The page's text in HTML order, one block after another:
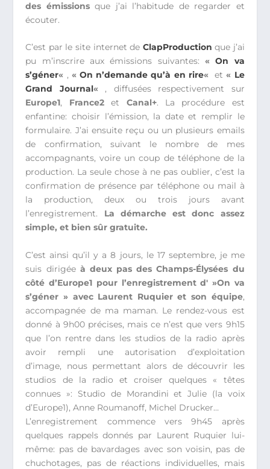
des émissionsque j’ai l’habitude de regarder et
écouter.
C’est par le site internet de ClapProduction que j’ai
pu m’inscrire aux émissions suivantes: «On va
s’géner« , «On n’demande qu’à en rire« et« Le
Grand Journal« , diffusées respectivement sur
Europe1, France2et Canal+. La procédure est
enfantine: choisir l’émission, la date et remplir le
formulaire. J’ai ensuite reçu ou un plusieurs emails
de confirmation, suivant le nombre de mes
accompagnants, voire un coup de téléphone de la
production. La seule chose à ne pas oublier, c’est la
confirmation de présence par téléphone ou mail à
la production, deux ou trois jours avant
l’enregistrement. La démarche est donc assez
simple, et bien sûr gratuite.
C’est ainsi qu’il y a 8 jours, le 17 septembre, je me
suis dirigée à deux pas des Champs-Élysées du
côté d’Europe1 pour l’enregistrement d' »On va
s’géner » avec Laurent Ruquier et son équipe,
accompagnée de ma maman. Le rendez-vous est
donné à 9h00 précises, mais ce n’est que vers 9h15
que l’on rentre dans les studios de la radio après
avoir rempli une autorisation d’exploitation
d’image, nous permettant alors de découvrir les
studios de la radio et croiser quelques « têtes
connues »: Studio de Morandini et Julie (la voix
d’Europe1), Anne Roumanoff, Michel Drucker…
L’enregistrement commence vers 9h45 après
quelques rappels donnés par Laurent Ruquier lui-
même: pas de bavardages avec son voisin, pas de
chuchotages, pas de réactions individuelles, mais